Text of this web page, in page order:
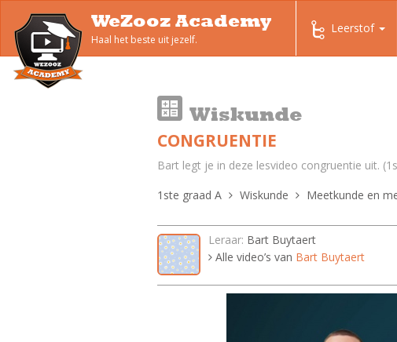
WeZooz Academy
Haal het beste uit jezelf.
Leerstof
Wiskunde
CONGRUENTIE
Bart legt je in deze lesvideo congruentie uit.
1ste graad A
Wiskunde Meetkunde en
Leraar: Bart Buytaert
Alle video’s van Bart Buytaert